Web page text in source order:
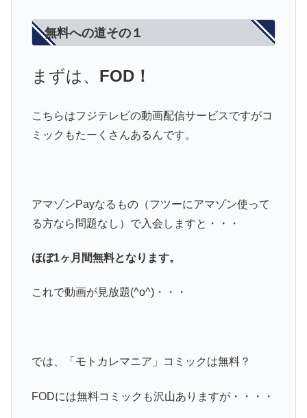
無料への道その１
まずは、 FOD！
こちらはフジテレビの動画配信サービスですがコ
ミックもたーくさんあるんです。
アマゾンPayなるもの（フツーにアマゾン使って
る方なら問題なし）で入会しますと・・・
ほぼ1ヶ月間無料となります。
これで動画が見放題(^o^)・・・
では、「モトカレマニア」コミックは無料？
FODには無料コミックも沢山ありますが・・・・